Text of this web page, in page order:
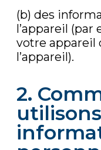
(b) des
l’appareil (par
votre appareil
l’appareil).
2.